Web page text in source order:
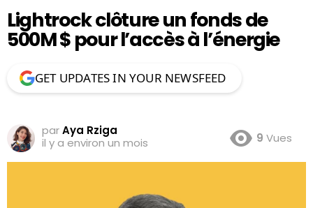
Lightrock clôture un fonds de
500M $ pour l’accès à l’énergie
GET UPDATES IN YOUR NEWSFEED
parAya Rziga
il y a environ un mois
9 Vues